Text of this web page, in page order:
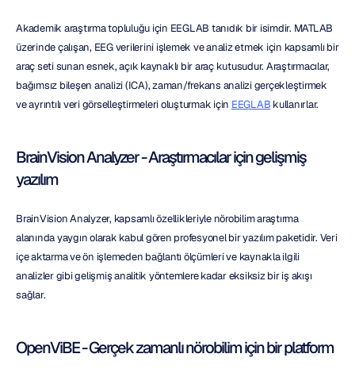
Akademik araştırma topluluğu için EEGLAB tanıdık bir isimdir. MATLAB
üzerinde çalışan, EEG verilerini işlemek ve analiz etmek için kapsamlı bir
araç seti sunan esnek, açık kaynaklı bir araç kutusudur. Araştırmacılar,
bağımsız bileşen analizi (ICA), zaman/frekans analizi gerçekleştirmek
ve ayrıntılı veri görselleştirmeleri oluşturmak için EEGLAB kullanırlar.
BrainVision Analyzer - Araştırmacılar için gelişmiş
yazılım
BrainVision Analyzer, kapsamlı özellikleriyle nörobilim araştırma
alanında yaygın olarak kabul gören profesyonel bir yazılım paketidir. Veri
içe aktarma ve ön işlemeden bağlantı ölçümleri ve kaynakla ilgili
analizler gibi gelişmiş analitik yöntemlere kadar eksiksiz bir iş akışı
sağlar.
OpenViBE - Gerçek zamanlı nörobilim için bir platform